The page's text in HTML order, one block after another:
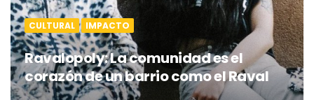
CULTURAL IMPACTO
Ravalopoly: La comunidad es el
corazón de un barrio como el Raval